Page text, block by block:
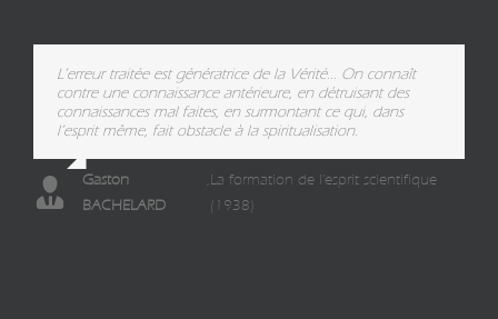
L’erreur traitée est génératrice de la Vérité... On connaît
contre une connaissance antérieure, en détruisant des
connaissances mal faites, en surmontant ce qui, dans
l’esprit même, fait obstacle à la spiritualisation.
Gaston
BACHELARD
,La formation de l'esprit scientifique
(1938)